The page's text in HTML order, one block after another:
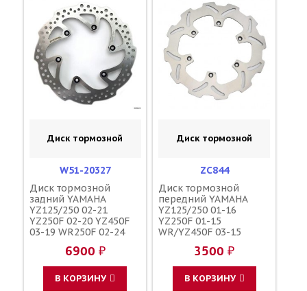
Диск тормозной
W51-20327
Диск тормозной
задний YAMAHA
YZ125/250 02-21
YZ250F 02-20 YZ450F
03-19 WR250F 02-24
16-20 YZ250FX 15-21
245мм / ZETA 2S2-
2582W-70-00 B11-
6900 ₽
В КОРЗИНУ
Диск тормозной
ZC844
Диск тормозной
передний YAMAHA
YZ125/250 01-16
YZ250F 01-15
WR/YZ450F 03-15
15-16 SUZUKI
RM125/250 89-08
250мм / ARASHI
3500 ₽
В КОРЗИНУ